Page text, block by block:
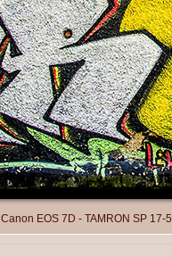
Canon EOS 7D - TAMRON SP 17-